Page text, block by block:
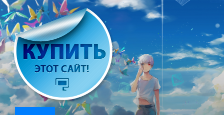
Перейти
к
содержимому